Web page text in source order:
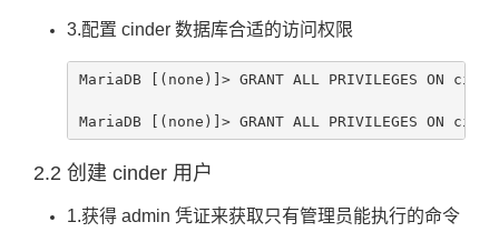
3.配置 cinder 数据库合适的访问权限
MariaDB [(none)]> GRANT ALL PRIVILEGES ON
MariaDB [(none)]> GRANT ALL PRIVILEGES ON
2.2 创建 cinder 用户
1.获得 admin 凭证来获取只有管理员能执行的命令